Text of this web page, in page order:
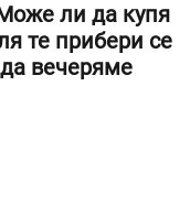
ли да купя
те прибери се
вечеряме